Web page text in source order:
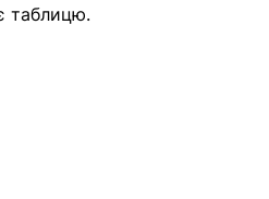
таблицю.